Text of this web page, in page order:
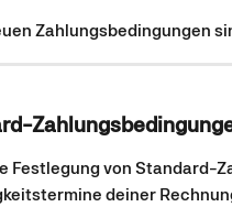
Zahlungsbedingungen
Festlegung von Standard-
deiner